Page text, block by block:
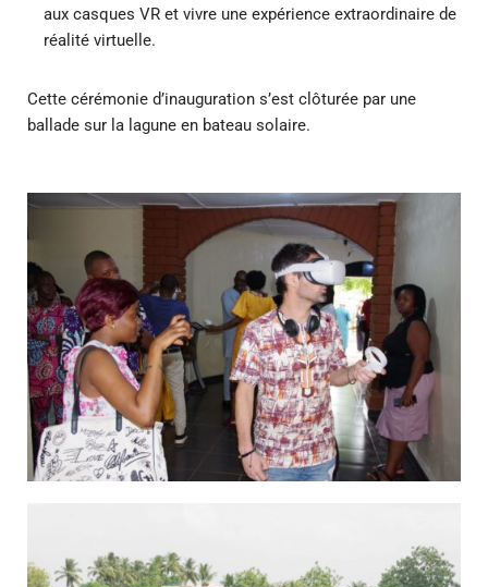
aux casques VR et vivre une expérience extraordinaire de
réalité virtuelle.
Cette cérémonie d’inauguration s’est clôturée par une
ballade sur la lagune en bateau solaire.